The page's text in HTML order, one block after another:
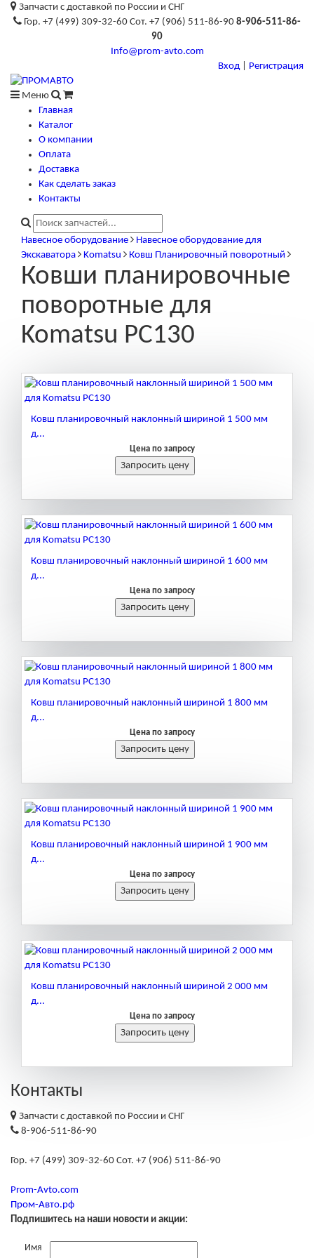
Запчасти с доставкой по России и СНГ
Гор. +7 (499) 309-32-60 Сот. +7 (906) 511-86-90 8-906-511-86-
90
Info@prom-avto.com
Вход
Регистрация
Меню
Главная
Каталог
О компании
Оплата
Доставка
Как сделать заказ
Контакты
Навесное оборудование
Навесное оборудование для
Экскаватора
Komatsu Ковш Планировочный поворотный
Ковши планировочные
поворотные для
Komatsu PC130
Ковш планировочный наклонный шириной 1 500 мм
д...
Цена по запросу
Ковш планировочный наклонный шириной 1 600 мм
д...
Цена по запросу
Ковш планировочный наклонный шириной 1 800 мм
д...
Цена по запросу
Ковш планировочный наклонный шириной 1 900 мм
д...
Цена по запросу
Ковш планировочный наклонный шириной 2 000 мм
д...
Цена по запросу
Контакты
Запчасти с доставкой по России и СНГ
8-906-511-86-90
Гор. +7 (499) 309-32-60 Сот. +7 (906) 511-86-90
Prom-Avto.com
Пром-Авто.рф
Подпишитесь на наши новости и акции:
Имя